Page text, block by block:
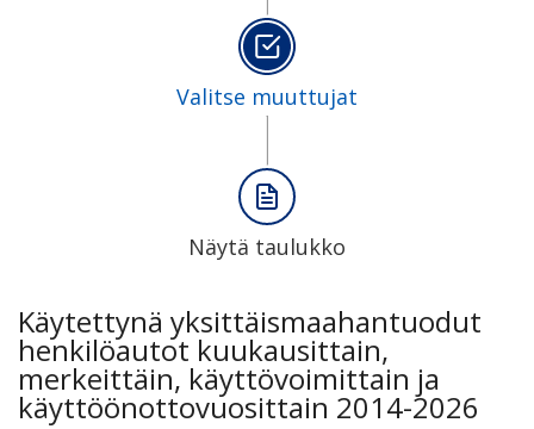
Valitse muuttujat
Näytä taulukko
Käytettynä yksittäismaahantuodut
henkilöautot kuukausittain,
merkeittäin, käyttövoimittain ja
käyttöönottovuosittain 2014-2026